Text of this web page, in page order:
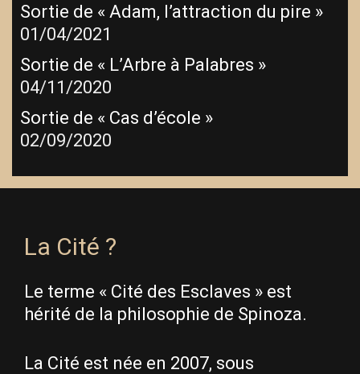
Sortie de « Adam, l’attraction du pire »
01/04/2021
Sortie de « L’Arbre à Palabres »
04/11/2020
Sortie de « Cas d’école »
02/09/2020
La Cité ?
Le terme « Cité des Esclaves » est
hérité de la philosophie de Spinoza.
La Cité est née en 2007, sous